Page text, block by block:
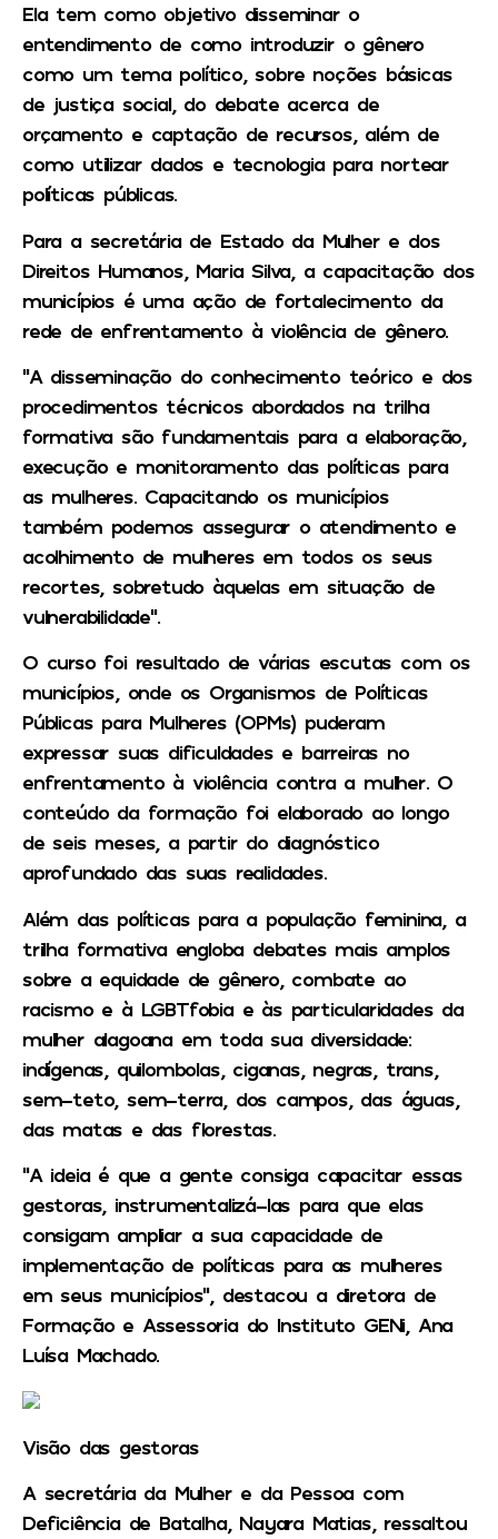
Ela tem como objetivo disseminar o
entendimento de como introduzir o gênero
como um tema político, sobre noções básicas
de justiça social, do debate acerca de
orçamento e captação de recursos, além de
como utilizar dados e tecnologia para nortear
políticas públicas.
Para a secretária de Estado da Mulher e dos
Direitos Humanos, Maria Silva, a capacitação dos
municípios é uma ação de fortalecimento da
rede de enfrentamento à violência de gênero.
“A disseminação do conhecimento teórico e dos
procedimentos técnicos abordados na trilha
formativa são fundamentais para a elaboração,
execução e monitoramento das políticas para
as mulheres. Capacitando os municípios
também podemos assegurar o atendimento e
acolhimento de mulheres em todos os seus
recortes, sobretudo àquelas em situação de
vulnerabilidade”.
O curso foi resultado de várias escutas com os
municípios, onde os Organismos de Políticas
Públicas para Mulheres (OPMs) puderam
expressar suas dificuldades e barreiras no
enfrentamento à violência contra a mulher. O
conteúdo da formação foi elaborado ao longo
de seis meses, a partir do diagnóstico
aprofundado das suas realidades.
Além das políticas para a população feminina, a
trilha formativa engloba debates mais amplos
sobre a equidade de gênero, combate ao
racismo e à LGBTfobia e às particularidades da
mulher alagoana em toda sua diversidade:
indígenas, quilombolas, ciganas, negras, trans,
sem-teto, sem-terra, dos campos, das águas,
das matas e das florestas.
“A ideia é que a gente consiga capacitar essas
gestoras, instrumentalizá-las para que elas
consigam ampliar a sua capacidade de
implementação de políticas para as mulheres
em seus municípios”, destacou a diretora de
Formação e Assessoria do Instituto GENi, Ana
Luísa Machado.
Visão das gestoras
A secretária da Mulher e da Pessoa com
Deficiência de Batalha, Nayara Matias, ressaltou